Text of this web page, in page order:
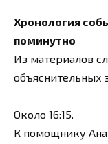
Хронология
поминутно
Из материалов
объяснительных
Около 16:15.
К помощнику